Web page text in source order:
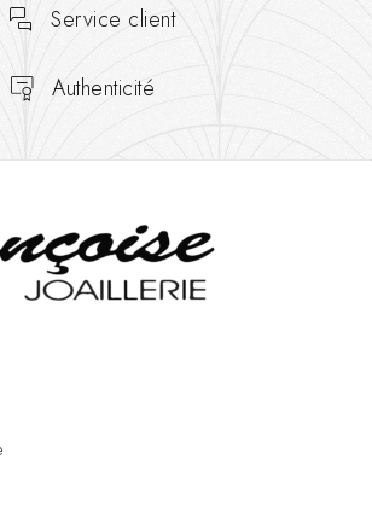
Service client
Authenticité